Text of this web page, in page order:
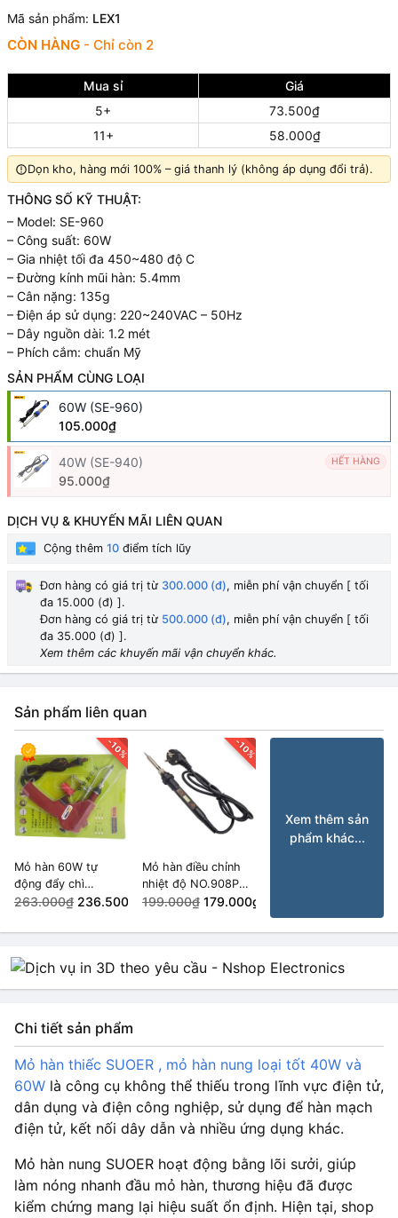
Mã sản phẩm: LEX1
CÒN HÀNG - Chỉ còn 2
Mua sỉ
Giá
5+
73.500₫
11+
58.000₫
Dọn kho, hàng mới 100% – giá thanh lý (không áp dụng đổi trả).
THÔNG SỐ KỸ THUẬT:
– Model: SE-960
– Công suất: 60W
– Gia nhiệt tối đa 450~480 độ C
– Đường kính mũi hàn: 5.4mm
– Cân nặng: 135g
– Điện áp sử dụng: 220~240VAC – 50Hz
– Dây nguồn dài: 1.2 mét
– Phích cắm: chuẩn Mỹ
SẢN PHẨM CÙNG LOẠI
60W (SE-960)
105.000₫
40W (SE-940) HẾT HÀNG
95.000₫
DỊCH VỤ & KHUYẾN MÃI LIÊN QUAN
Cộng thêm 10 điểm tích lũy
Đơn hàng có giá trị từ 300.000 (đ), miễn phí vận chuyển [ tối
đa 15.000 (đ) ].
Đơn hàng có giá trị từ 500.000 (đ), miễn phí vận chuyển [ tối
đa 35.000 (đ) ].
Xem thêm các khuyến mãi vận chuyển khác.
Sản phẩm liên quan
-10%
Mỏ hàn 60W tự
động đẩy chì
900M/936 220VAC
263.000₫ 236.500₫
-10%
Mỏ hàn điều chỉnh
nhiệt độ NO.908P
80W màn hình LCD
199.000₫ 179.000₫
Xem thêm sản
phẩm khác...
Chi tiết sản phẩm
Mỏ hàn thiếc SUOER , mỏ hàn nung loại tốt 40W và
60W là công cụ không thể thiếu trong lĩnh vực điện tử,
dân dụng và điện công nghiệp, sử dụng để hàn mạch
điện tử, kết nối dây dẫn và nhiều ứng dụng khác.
Mỏ hàn nung SUOER hoạt động bằng lõi sưởi, giúp
làm nóng nhanh đầu mỏ hàn, thương hiệu đã được
kiểm chứng mang lại hiệu suất ổn định. Hiện tại, shop